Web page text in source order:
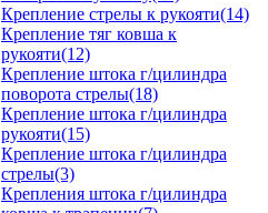
Крепление стрелы к рукояти(14)
Крепление тяг ковша к
рукояти(12)
Крепление штока г/цилиндра
поворота стрелы(18)
Крепление штока г/цилиндра
рукояти(15)
Крепление штока г/цилиндра
стрелы(3)
Крепления штока г/цилиндра